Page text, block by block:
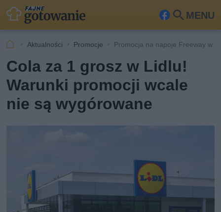
MENU
Fa
ook
Szu
kaj
Aktualności Promocje Promocja na napoje Freeway w
Cola za 1 grosz w Lidlu!
Warunki promocji wcale
nie są wygórowane